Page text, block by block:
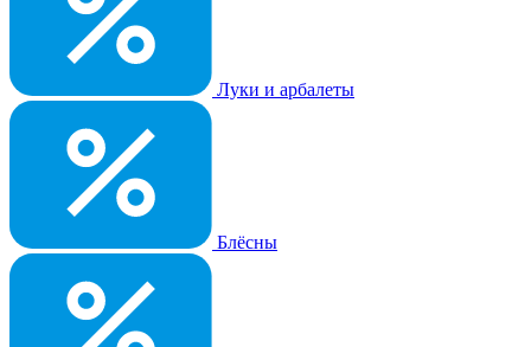
Луки и арбалеты
Блёсны